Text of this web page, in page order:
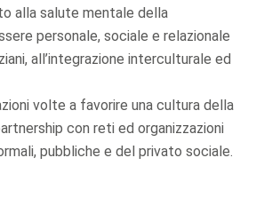
alla salute mentale della
personale, sociale e relazionale
all’integrazione interculturale ed
volte a favorire una cultura della
con reti ed organizzazioni
pubbliche e del privato sociale.